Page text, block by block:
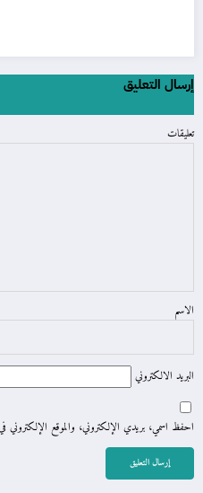
إرسال التعليق
تعليقات
الاسم
البريد الالكتروني
احفظ اسمي، بريدي الإلكتروني، والموقع الإلكتروني